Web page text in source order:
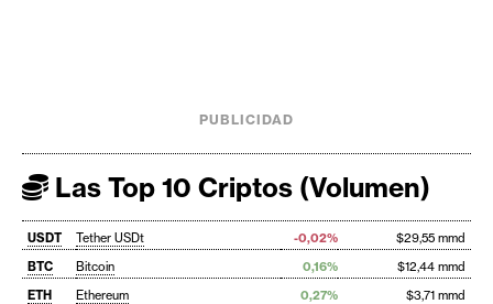
PUBLICIDAD
Las Top 10 Criptos (Volumen)
USDT Tether USDt -0,02%
$29,55 mmd
BTC
Bitcoin 0,16%
$12,44 mmd
ETH
Ethereum 0,27%
$3,71 mmd